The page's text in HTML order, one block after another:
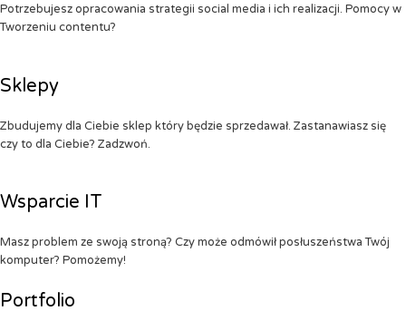
Potrzebujesz opracowania strategii social media i ich realizacji. Pomocy w
Tworzeniu contentu?
Sklepy
Zbudujemy dla Ciebie sklep który będzie sprzedawał. Zastanawiasz się
czy to dla Ciebie? Zadzwoń.
Wsparcie IT
Masz problem ze swoją stroną? Czy może odmówił posłuszeństwa Twój
komputer? Pomożemy!
Portfolio